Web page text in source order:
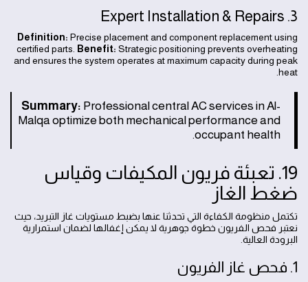
3. Expert Installation & Repairs
Definition: Precise placement and component replacement using
certified parts.
Benefit: Strategic positioning prevents overheating
and ensures the system operates at maximum capacity during peak
heat.
Summary: Professional central AC services in Al-
Malqa optimize both mechanical performance and
occupant health.
19. تعبئة فريون المكيفات وقياس
ضغط الغاز
تكتمل منظومة الكفاءة التي تحدثنا عنها بضبط مستويات غاز التبريد، حيث
نعتبر فحص الفريون خطوة جوهرية لا يمكن إغفالها لضمان استمرارية
البرودة العالية.
1. فحص غاز الفريون